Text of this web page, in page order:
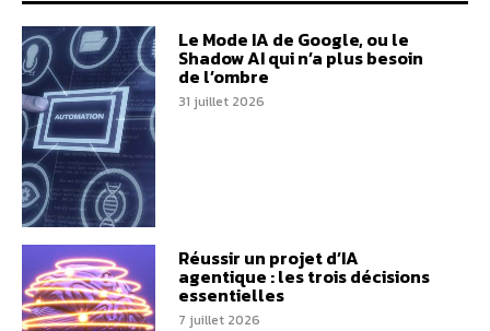
Le Mode IA de Google, ou le
Shadow AI qui n’a plus besoin
de l’ombre
31 juillet 2026
Réussir un projet d’IA
agentique : les trois décisions
essentielles
7 juillet 2026